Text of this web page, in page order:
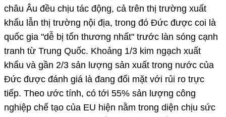
châu Âu đều chịu tác động, cả trên thị trường xuất
khẩu lẫn thị trường nội địa, trong đó Đức được coi là
quốc gia "dễ bị tổn thương nhất" trước làn sóng cạnh
tranh từ Trung Quốc. Khoảng 1/3 kim ngạch xuất
khẩu và gần 2/3 sản lượng sản xuất trong nước của
Đức được đánh giá là đang đối mặt với rủi ro trực
tiếp. Theo ước tính, có tới 55% sản lượng công
nghiệp chế tạo của EU hiện nằm trong diện chịu sức